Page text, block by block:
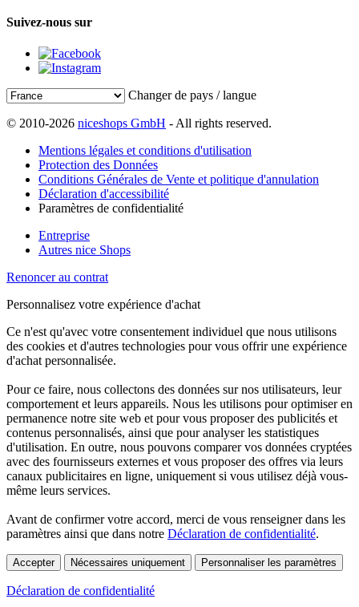
Suivez-nous sur
Changer de pays / langue
© 2010-2026 niceshops GmbH - All rights reserved.
Mentions légales et conditions d'utilisation
Protection des Données
Conditions Générales de Vente et politique d'annulation
Déclaration d'accessibilité
Paramètres de confidentialité
Entreprise
Autres nice Shops
Renoncer au contrat
Personnalisez votre expérience d'achat
Ce n'est qu'avec votre consentement individuel que nous utilisons
des cookies et d'autres technologies pour vous offrir une expérience
d'achat personnalisée.
Pour ce faire, nous collectons des données sur nos utilisateurs, leur
comportement et leurs appareils. Nous les utilisons pour optimiser en
permanence notre site web et pour vous proposer des publicités et
contenus personnalisés, ainsi que pour analyser les statistiques
d'utilisation. En outre, nous pouvons comparer vos données cryptées
avec des fournisseurs externes et vous proposer des offres via leurs
canaux publicitaires en ligne, uniquement si vous utilisez déjà vous-
même leurs services.
Avant de confirmer votre accord, merci de vous renseigner dans les
paramètres ainsi que dans notre Déclaration de confidentialité.
Accepter Nécessaires uniquement Personnaliser les paramètres
Déclaration de confidentialité